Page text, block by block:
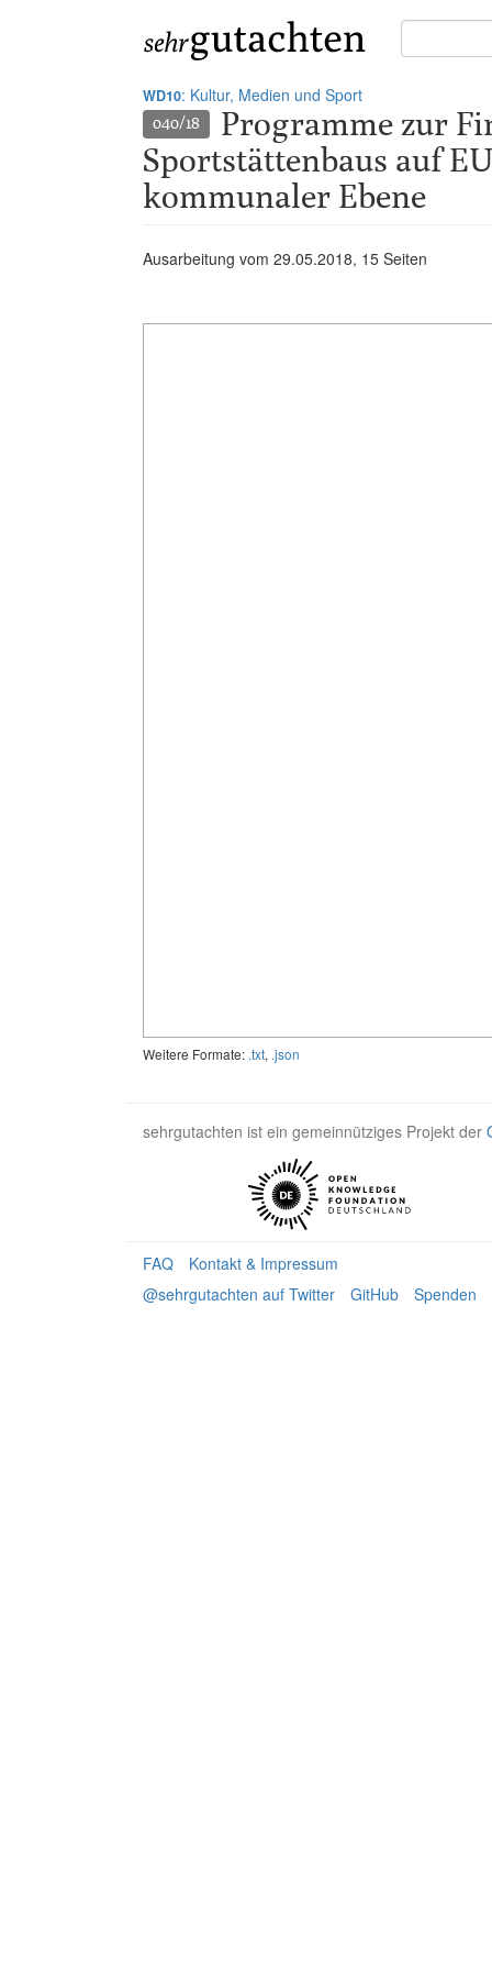
Suche
in
WD10: Kultur, Medien und Sport
040/18
Programme zur
Sportstättenbaus auf
kommunaler Ebene
Ausarbeitung vom 29.05.2018, 15 Seiten
Weitere Formate: .txt, .json
sehrgutachten ist ein gemeinnütziges Projekt der
FAQ
Kontakt & Impressum
@sehrgutachten auf Twitter
GitHub Spenden